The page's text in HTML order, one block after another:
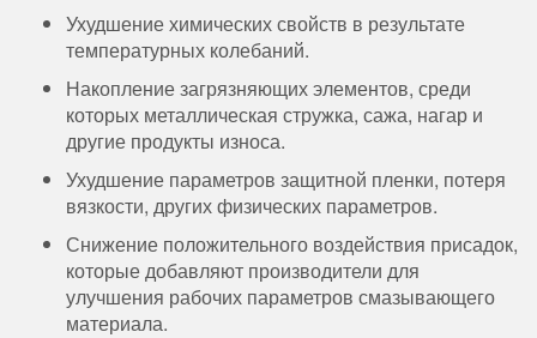
Ухудшение химических свойств в результате
температурных колебаний.
Накопление загрязняющих элементов, среди
которых металлическая стружка, сажа, нагар и
другие продукты износа.
Ухудшение параметров защитной пленки, потеря
вязкости, других физических параметров.
Снижение положительного воздействия присадок,
которые добавляют производители для
улучшения рабочих параметров смазывающего
материала.